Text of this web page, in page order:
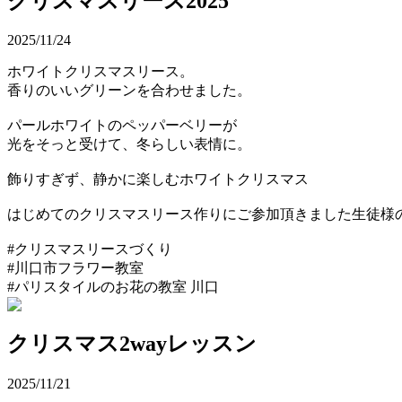
2025/11/24
ホワイトクリスマスリース。
香りのいいグリーンを合わせました。
パールホワイトのペッパーベリーが
光をそっと受けて、冬らしい表情に。
飾りすぎず、静かに楽しむホワイトクリスマス
はじめてのクリスマスリース作りにご参加頂きました生徒様
#クリスマスリースづくり
#川口市フラワー教室
#パリスタイルのお花の教室 川口
クリスマス2wayレッスン
2025/11/21